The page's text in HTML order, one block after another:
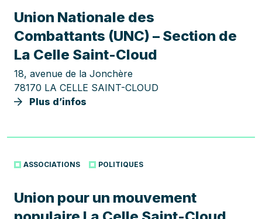
Union Nationale des
Combattants (UNC) – Section de
La Celle Saint-Cloud
18, avenue de la Jonchère
78170 LA CELLE SAINT-CLOUD
Plus d’infos
ASSOCIATIONS POLITIQUES
Union pour un mouvement